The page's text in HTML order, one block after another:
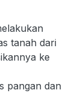
tanah dari
ke
pangan dan